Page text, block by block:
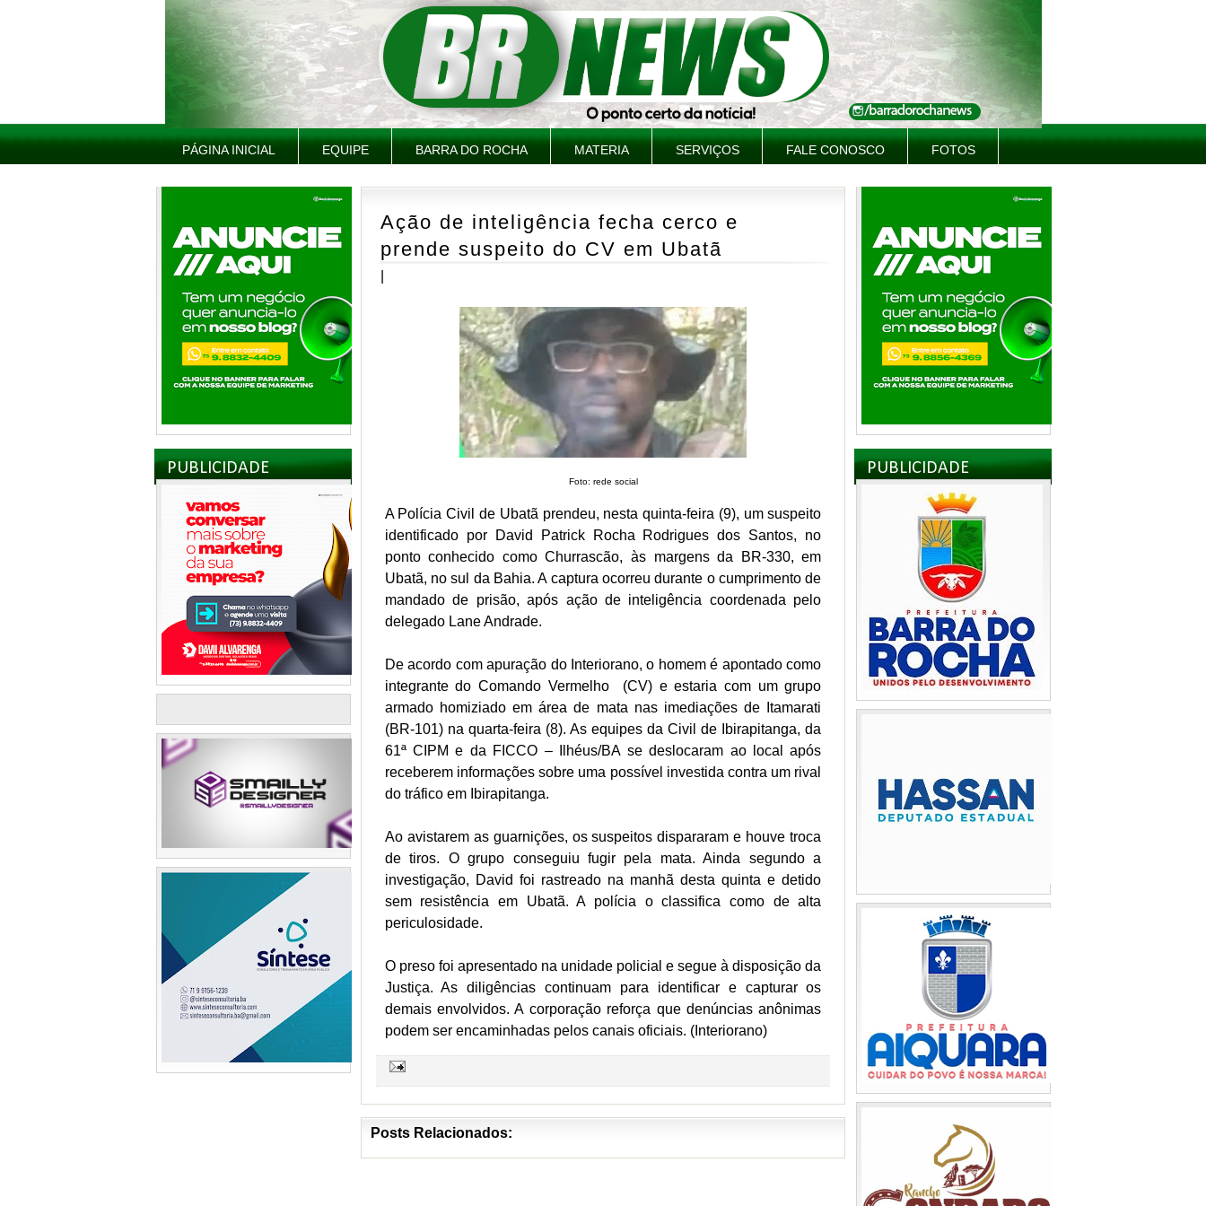
PÁGINA INICIAL EQUIPE BARRA DO ROCHA MATERIA SERVIÇOS FALE CONOSCO FOTOS
PUBLICIDADE
Ação de inteligência fecha cerco e
prende suspeito do CV em Ubatã
Foto: rede social
A Polícia Civil de Ubatã prendeu, nesta quinta-feira (9), um suspeito
identificado por David Patrick Rocha Rodrigues dos Santos, no
ponto conhecido como Churrascão, às margens da BR-330, em
Ubatã, no sul da Bahia. A captura ocorreu durante o cumprimento de
mandado de prisão, após ação de inteligência coordenada pelo
delegado Lane Andrade.
De acordo com apuração do Interiorano, o homem é apontado como
integrante do Comando Vermelho (CV) e estaria com um grupo
armado homiziado em área de mata nas imediações de Itamarati
(BR-101) na quarta-feira (8). As equipes da Civil de Ibirapitanga, da
61ª CIPM e da FICCO – Ilhéus/BA se deslocaram ao local após
receberem informações sobre uma possível investida contra um rival
do tráfico em Ibirapitanga.
Ao avistarem as guarnições, os suspeitos dispararam e houve troca
de tiros. O grupo conseguiu fugir pela mata. Ainda segundo a
investigação, David foi rastreado na manhã desta quinta e detido
sem resistência em Ubatã. A polícia o classifica como de alta
periculosidade.
O preso foi apresentado na unidade policial e segue à disposição da
Justiça. As diligências continuam para identificar e capturar os
demais envolvidos. A corporação reforça que denúncias anônimas
podem ser encaminhadas pelos canais oficiais. (Interiorano)
Posts Relacionados:
PUBLICIDADE